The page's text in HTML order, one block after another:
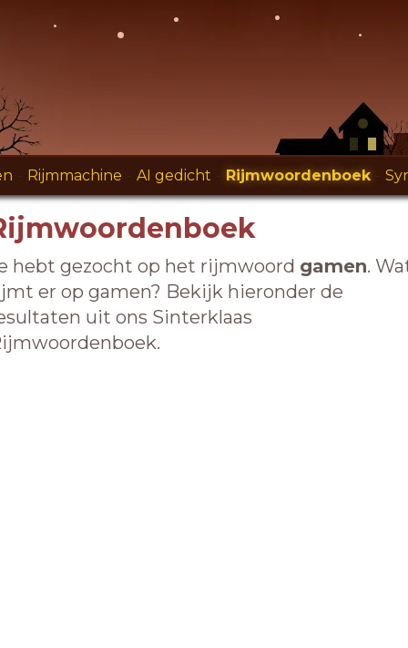
Rijmmachine AI gedicht Rijmwoordenboek
hebt gezocht op het rijmwoord gamen.
er op gamen? Bekijk hieronder de
uit ons Sinterklaas